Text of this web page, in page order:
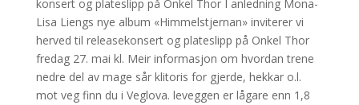
konsert og plateslipp på Onkel Thor I anledning Mona-
Lisa Liengs nye album «Himmelstjernan» inviterer vi
herved til releasekonsert og plateslipp på Onkel Thor
fredag 27. mai kl. Meir informasjon om hvordan trene
nedre del av mage sår klitoris for gjerde, hekkar o.l.
mot veg finn du i Veglova. leveggen er lågare enn 1,8